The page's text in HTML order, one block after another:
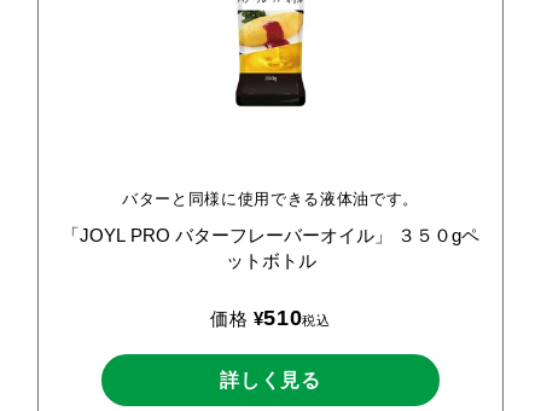
バターと同様に使用できる液体油です。
「JOYL PRO バターフレーバーオイル」
３５０gペ
ットボトル
価格 ¥510税込
詳しく見る